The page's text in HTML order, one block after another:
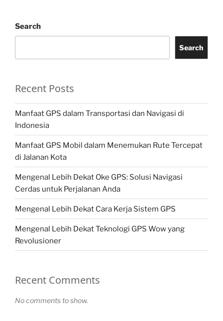
Search
Search
Recent Posts
Manfaat GPS dalam Transportasi dan Navigasi di
Indonesia
Manfaat GPS Mobil dalam Menemukan Rute Tercepat
di Jalanan Kota
Mengenal Lebih Dekat Oke GPS: Solusi Navigasi
Cerdas untuk Perjalanan Anda
Mengenal Lebih Dekat Cara Kerja Sistem GPS
Mengenal Lebih Dekat Teknologi GPS Wow yang
Revolusioner
Recent Comments
No comments to show.